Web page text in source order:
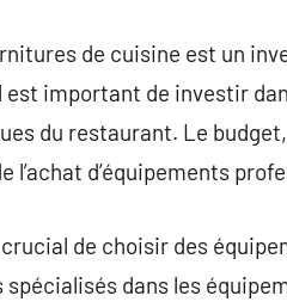
de cuisine est un
important de investir
du restaurant. Le
l’achat d’équipements
de choisir des
spécialisés dans les